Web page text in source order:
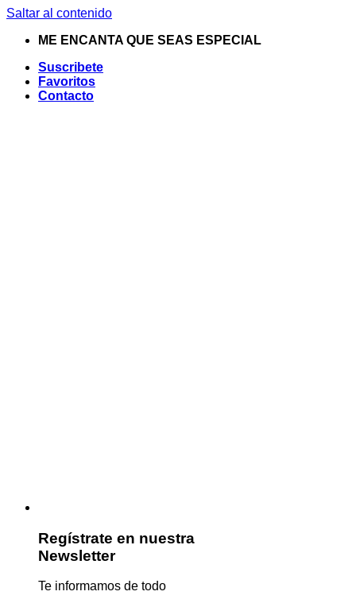
Saltar al contenido
ME ENCANTA QUE SEAS ESPECIAL
Suscribete
Favoritos
Contacto
Regístrate en nuestra
Newsletter
Te informamos de todo